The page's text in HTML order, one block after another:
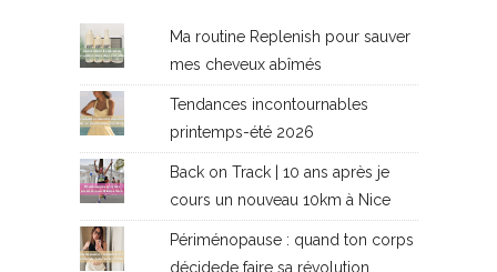
Ma routine Replenish pour sauver
mes cheveux abîmés
Tendances incontournables
printemps-été 2026
Back on Track | 10 ans après je
cours un nouveau 10km à Nice
Périménopause : quand ton corps
décidede faire sa révolution